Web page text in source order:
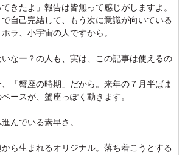
てきたよ」報告は皆無って感じがしますよ。
自己完結して、もう次に意識が向いている
ラ、小宇宙の人ですから。
なー？の人も、実は、この記事は使えるの
「蟹座の時期」だから。来年の７月半ばま
ースが、蟹座っぽく動きます。
んでいる素早さ。
ら生まれるオリジナル。落ち着こうとする